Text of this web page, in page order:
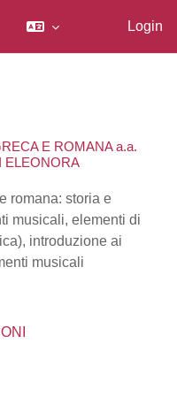
Login
E ROMANA a.a.
ELEONORA
romana: storia e
musicali, elementi di
introduzione ai
musicali